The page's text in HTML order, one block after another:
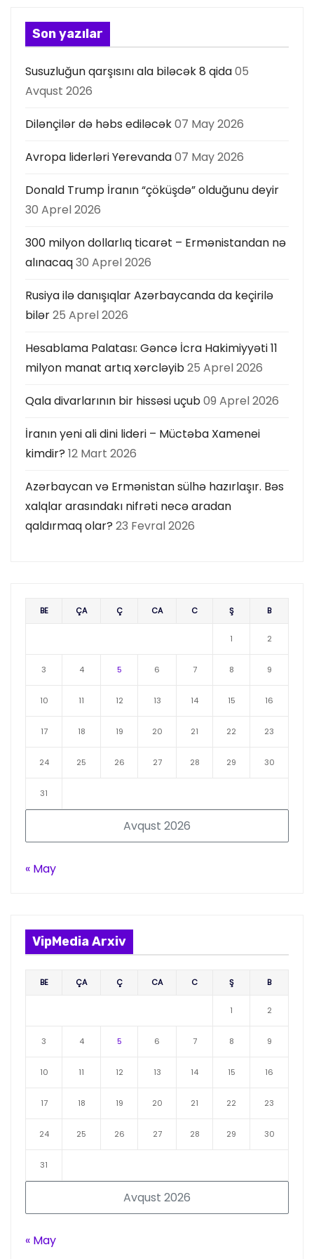
Son yazılar
Susuzluğun qarşısını ala biləcək 8 qida05
Avqust 2026
Dilənçilər də həbs ediləcək07 May 2026
Avropa liderləri Yerevanda07 May 2026
Donald Trump İranın “çöküşdə” olduğunu deyir
30 Aprel 2026
300 milyon dollarlıq ticarət – Ermənistandan nə
alınacaq30 Aprel 2026
Rusiya ilə danışıqlar Azərbaycanda da keçirilə
bilər25 Aprel 2026
Hesablama Palatası: Gəncə İcra Hakimiyyəti 11
milyon manat artıq xərcləyib25 Aprel 2026
Qala divarlarının bir hissəsi uçub09 Aprel 2026
İranın yeni ali dini lideri – Müctəba Xamenei
kimdir? 12 Mart 2026
Azərbaycan və Ermənistan sülhə hazırlaşır. Bəs
xalqlar arasındakı nifrəti necə aradan
qaldırmaq olar? 23 Fevral 2026
Avqust 2026
BE ÇA Ç CA C Ş B
1 2
3 4 5 6 7 8 9
10 11 12 13 14 15 16
17 18 19 20 21 22 23
24 25 26 27 28 29 30
31
« May
VipMedia Arxiv
Avqust 2026
BE ÇA Ç CA C Ş B
1 2
3 4 5 6 7 8 9
10 11 12 13 14 15 16
17 18 19 20 21 22 23
24 25 26 27 28 29 30
31
« May